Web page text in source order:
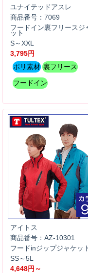
ユナイテッドアスレ
商品番号：7069
フードイン裏フリースジ
ット
S～XXL
3,795円
ポリ素材 裏フリース
フードイン
アイトス
商品番号：AZ-10301
フードinジップジャケッ
SS～5L
4,648円～